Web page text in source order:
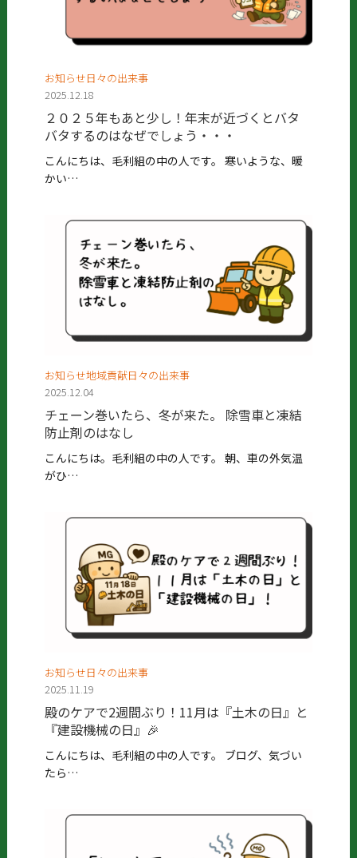
お知らせ日々の出来事
2025.12.18
２０２５年もあと少し！年末が近づくとバタ
バタするのはなぜでしょう・・・
こんにちは、毛利組の中の人です。 寒いような、暖
かい…
お知らせ地域貢献日々の出来事
2025.12.04
チェーン巻いたら、冬が来た。 除雪車と凍結
防止剤のはなし
こんにちは。毛利組の中の人です。 朝、車の外気温
がひ…
お知らせ日々の出来事
2025.11.19
殿のケアで2週間ぶり！11月は『土木の日』と
『建設機械の日』🎉
こんにちは、毛利組の中の人です。 ブログ、気づい
たら…